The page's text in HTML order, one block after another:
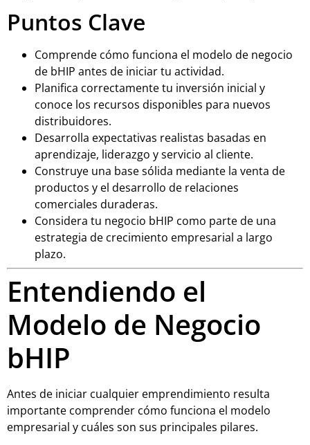
Puntos Clave
Comprende cómo funciona el modelo de negocio
de bHIP antes de iniciar tu actividad.
Planifica correctamente tu inversión inicial y
conoce los recursos disponibles para nuevos
distribuidores.
Desarrolla expectativas realistas basadas en
aprendizaje, liderazgo y servicio al cliente.
Construye una base sólida mediante la venta de
productos y el desarrollo de relaciones
comerciales duraderas.
Considera tu negocio bHIP como parte de una
estrategia de crecimiento empresarial a largo
plazo.
Entendiendo el
Modelo de Negocio
bHIP
Antes de iniciar cualquier emprendimiento resulta
importante comprender cómo funciona el modelo
empresarial y cuáles son sus principales pilares.